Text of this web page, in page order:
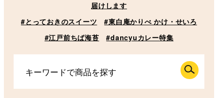
届けします
#とっておきのスイーツ
#東白庵かりべ かけ・せいろ
#江戸前ちば海苔
#dancyuカレー特集